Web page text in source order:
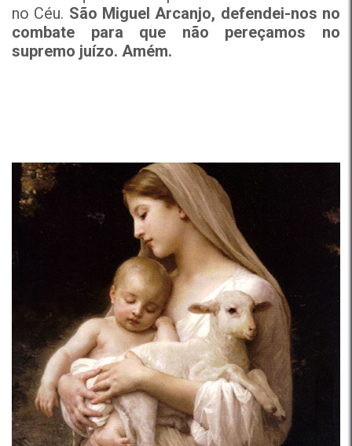
no Céu. São Miguel Arcanjo, defendei-nos no
combate para que não pereçamos no
supremo juízo. Amém.